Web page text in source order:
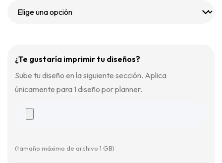
¿Te gustaría imprimir tu diseños?
Sube tu diseño en la siguiente sección. Aplica
únicamente para 1 diseño por planner.
(tamaño máximo de archivo 1 GB)